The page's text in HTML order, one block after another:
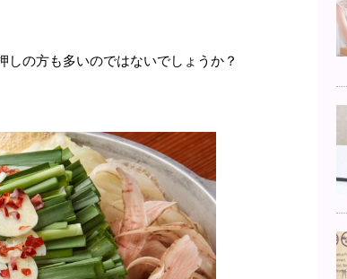
しの方も多いのではないでしょうか？